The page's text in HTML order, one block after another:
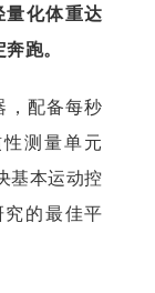
化体重达
跑。
，配备每秒
测量单元
基本运动控
的最佳平